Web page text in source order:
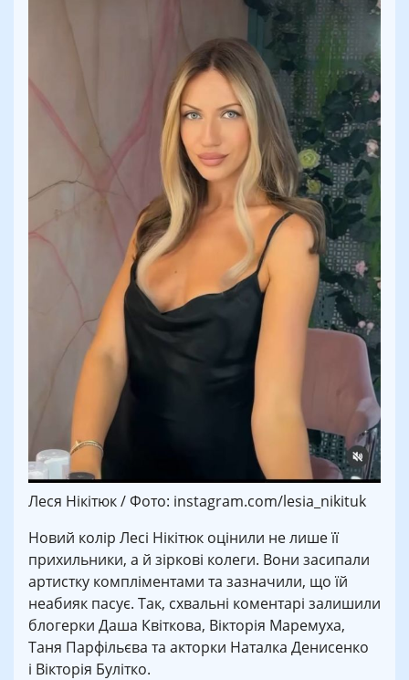
Леся Нікітюк / Фото: instagram.com/lesia_nikituk
Новий колір Лесі Нікітюк оцінили не лише її
прихильники, а й зіркові колеги. Вони засипали
артистку компліментами та зазначили, що їй
неабияк пасує. Так, схвальні коментарі залишили
блогерки Даша Квіткова, Вікторія Маремуха,
Таня Парфільєва та акторки Наталка Денисенко
і Вікторія Булітко.